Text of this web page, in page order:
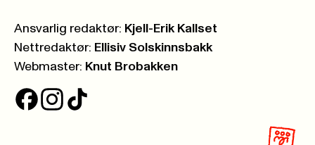
Ansvarlig redaktør: Kjell-Erik Kallset
Nettredaktør: Ellisiv Solskinnsbakk
Webmaster: Knut Brobakken